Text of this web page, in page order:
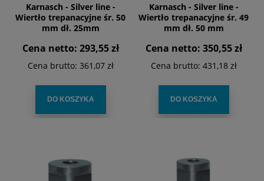
Karnasch - Silver line -
Wiertło trepanacyjne śr. 50
mm dł. 25mm
Cena netto: 293,55 zł
Cena brutto: 361,07 zł
DO KOSZYKA
Karnasch - Silver line -
Wiertło trepanacyjne śr. 49
mm dł. 50 mm
Cena netto: 350,55 zł
Cena brutto: 431,18 zł
DO KOSZYKA